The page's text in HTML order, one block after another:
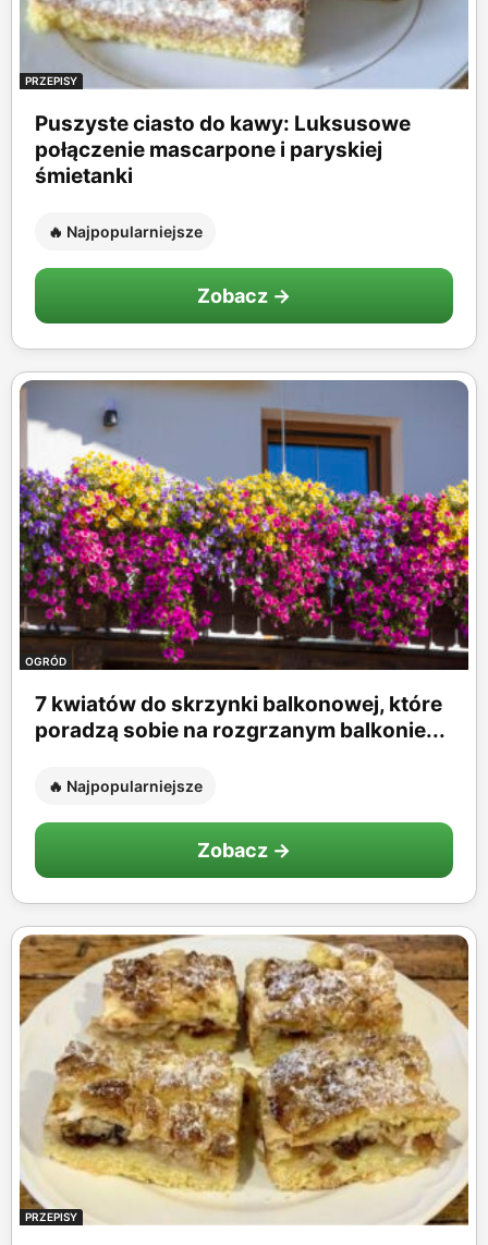
PRZEPISY
Puszyste ciasto do kawy: Luksusowe
połączenie mascarpone i paryskiej
śmietanki
🔥 Najpopularniejsze
Zobacz →
OGRÓD
7 kwiatów do skrzynki balkonowej, które
poradzą sobie na rozgrzanym balkonie...
🔥 Najpopularniejsze
Zobacz →
PRZEPISY